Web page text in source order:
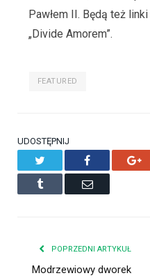
Pawłem II. Będą też
„Divide Amorem”.
FEATURED
UDOSTĘPNIJ
Facebook
Tumblr Email
POPRZEDNI ARTYKUŁ
Modrzewiowy dworek